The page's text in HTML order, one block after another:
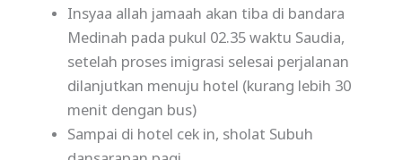
Insyaa allah jamaah akan tiba di bandara
Medinah pada pukul 02.35 waktu Saudia,
setelah proses imigrasi selesai perjalanan
dilanjutkan menuju hotel (kurang lebih 30
menit dengan bus)
Sampai di hotel cek in, sholat Subuh